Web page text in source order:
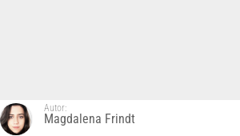
Autor:
Magdalena Frindt